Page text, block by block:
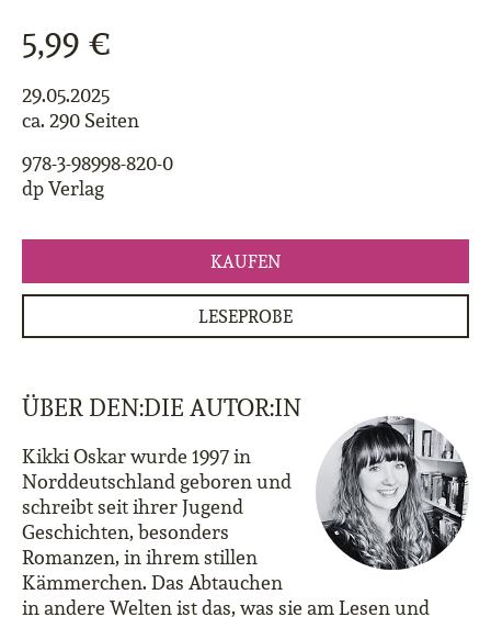
5,99 €
29.05.2025
ca. 290 Seiten
978-3-98998-820-0
dp Verlag
KAUFEN
LESEPROBE
ÜBER DEN:DIE AUTOR:IN
Kikki Oskar wurde 1997 in
Norddeutschland geboren und
schreibt seit ihrer Jugend
Geschichten, besonders
Romanzen, in ihrem stillen
Kämmerchen. Das Abtauchen
in andere Welten ist das, was sie am Lesen und